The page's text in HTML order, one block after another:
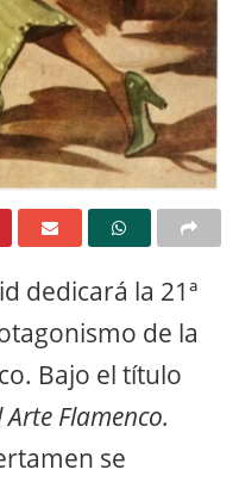
dedicará la 21ª
de la
Bajo el título
Flamenco.
se